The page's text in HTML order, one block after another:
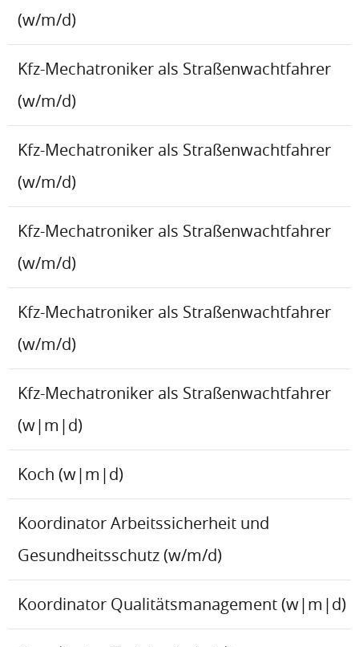
(w/m/d)
Kfz-Mechatroniker als Straßenwachtfahrer
(w/m/d)
Kfz-Mechatroniker als Straßenwachtfahrer
(w/m/d)
Kfz-Mechatroniker als Straßenwachtfahrer
(w/m/d)
Kfz-Mechatroniker als Straßenwachtfahrer
(w/m/d)
Kfz-Mechatroniker als Straßenwachtfahrer
(w|m|d)
Koch (w|m|d)
Koordinator Arbeitssicherheit und
Gesundheitsschutz (w/m/d)
Koordinator Qualitätsmanagement (w|m|d)